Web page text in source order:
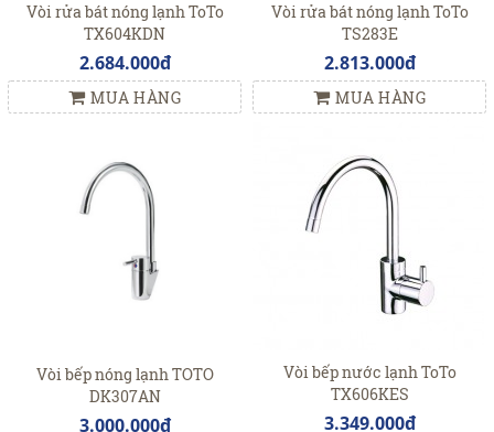
Vòi rửa bát nóng lạnh ToTo
TX604KDN
2.684.000đ
MUA HÀNG
Vòi rửa bát nóng lạnh ToTo
TS283E
2.813.000đ
MUA HÀNG
Vòi bếp nóng lạnh TOTO
DK307AN
3.000.000đ
Vòi bếp nước lạnh ToTo
TX606KES
3.349.000đ